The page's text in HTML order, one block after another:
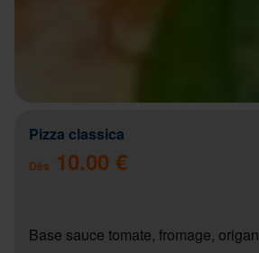
Pizza classica
Dès 10.00 €
Base sauce tomate, fromage, origan